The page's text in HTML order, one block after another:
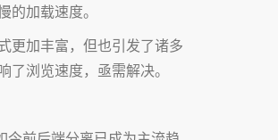
加载速度。
更加丰富，但也引发了诸多
浏览速度，亟需解决。